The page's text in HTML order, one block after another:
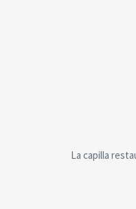
La capilla